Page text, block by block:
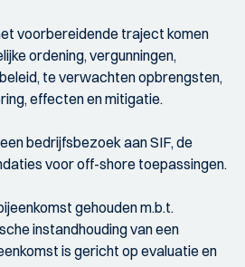
voorbereidende traject komen
ordening, vergunningen,
te verwachten opbrengsten,
effecten en mitigatie.
bedrijfsbezoek aan SIF, de
voor off-shore toepassingen.
gehouden m.b.t.
instandhouding van een
is gericht op evaluatie en